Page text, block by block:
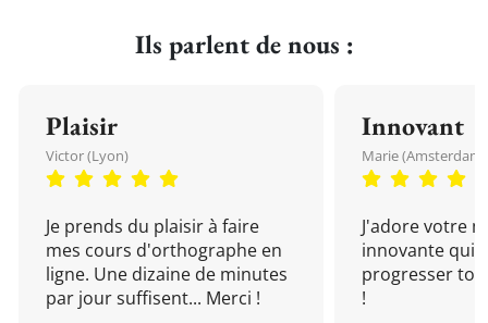
Ils parlent de nous :
Plaisir
Victor (Lyon)
Je prends du plaisir à faire
mes cours d'orthographe en
ligne. Une dizaine de minutes
par jour suffisent... Merci !
Innovant
Marie (Amsterdam)
J'adore votre
innovante qui
progresser
!